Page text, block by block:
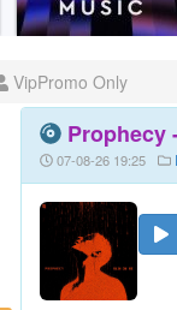
VipPromo Only
Prophecy
07-08-26 19:25